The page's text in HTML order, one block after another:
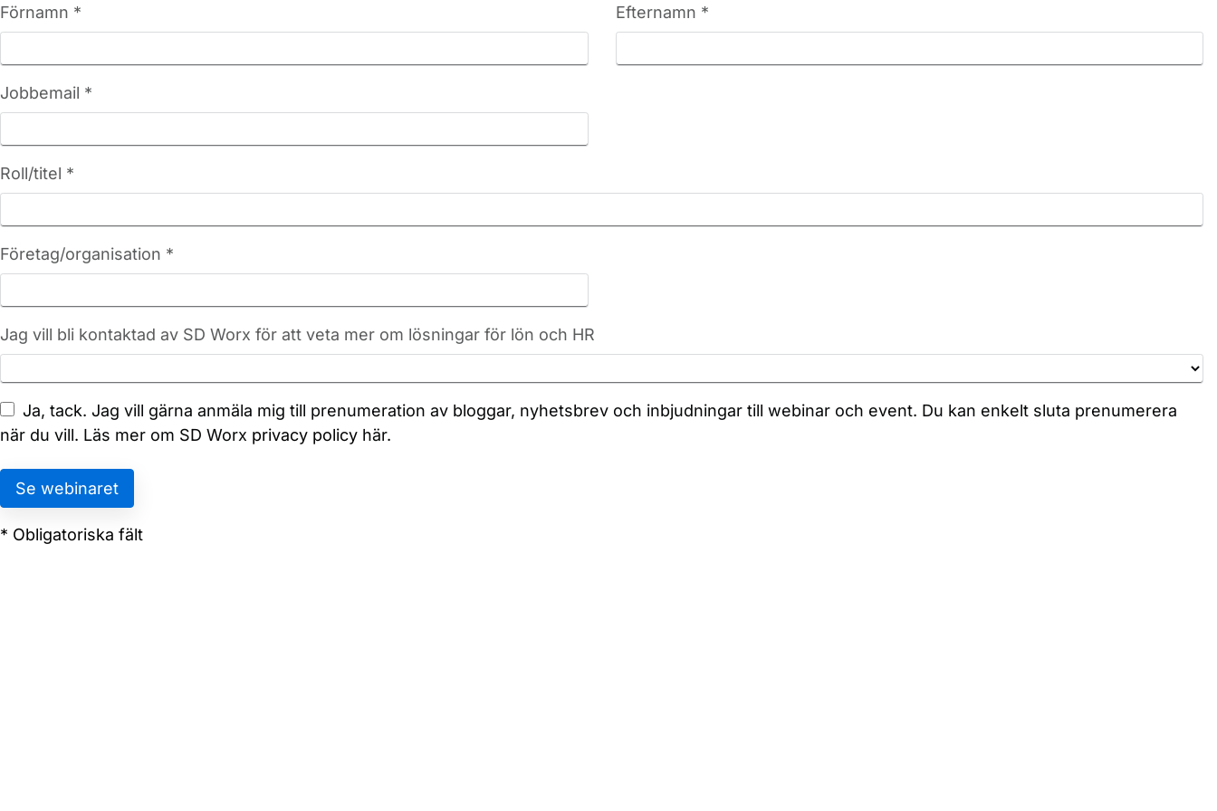
Förnamn * Efternamn *
Jobbemail *
Roll/titel *
Företag/organisation *
Jag vill bli kontaktad av SD Worx för att veta mer om lösningar för lön och HR
Ja, tack. Jag vill gärna anmäla mig till prenumeration av bloggar, nyhetsbrev och inbjudningar till webinar och event. Du kan enkelt sluta prenumerera
när du vill. Läs mer om SD Worx privacy policy här.
* Obligatoriska fält